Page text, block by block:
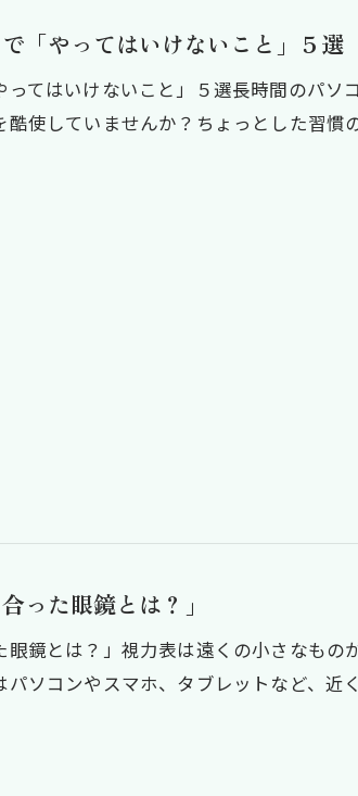
「やってはいけないこと」５選
ってはいけないこと」５選長時間のパソ
酷使していませんか？ちょっとした習慣
った眼鏡とは？」
眼鏡とは？」視力表は遠くの小さなも
パソコンやスマホ、タブレットなど、近